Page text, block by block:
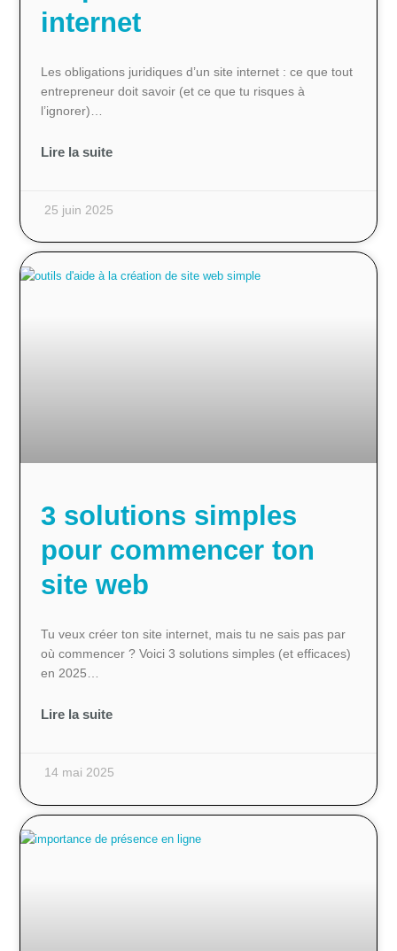
internet
Les obligations juridiques d’un site internet : ce que tout
entrepreneur doit savoir (et ce que tu risques à
l’ignorer)…
Lire la suite
25 juin 2025
3 solutions simples
pour commencer ton
site web
Tu veux créer ton site internet, mais tu ne sais pas par
où commencer ? Voici 3 solutions simples (et efficaces)
en 2025…
Lire la suite
14 mai 2025